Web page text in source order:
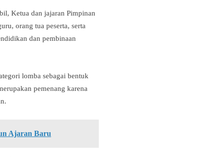
Ketua dan jajaran Pimpinan
orang tua peserta, serta
dan pembinaan
lomba sebagai bentuk
pemenang karena
Ajaran Baru